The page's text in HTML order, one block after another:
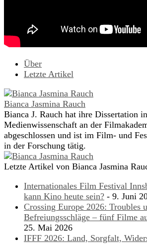
Über
Letzte Artikel
Bianca Jasmina Rauch
Bianca J. Rauch hat ihre Dissertation
Medienwissenschaft an der
abgeschlossen und ist im Film- und
in der Forschung tätig.
Letzte Artikel von Bianca Jasmina
Internationales Film Festival
kann Kino heute sein? - 9. Juni
Crossing Europe 2026: Troubles
Befreiungsschläge – fünf Filme
25. Mai 2026
IFFF 2026: Land, Sorgfalt,